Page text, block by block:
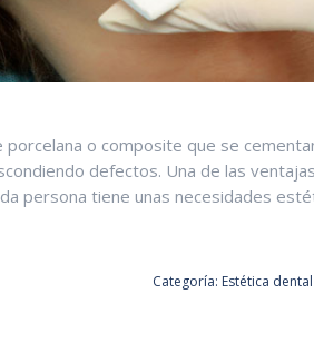
porcelana o composite que se
defectos. Una de las
persona tiene unas necesidades
Categoría: Estética dental